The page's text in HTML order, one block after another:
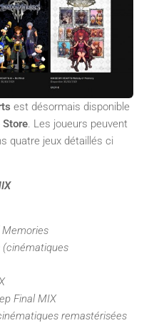
est désormais disponible
Store. Les joueurs peuvent
quatre jeux détaillés ci
Memories
(cinématiques
Final MIX
remastérisées